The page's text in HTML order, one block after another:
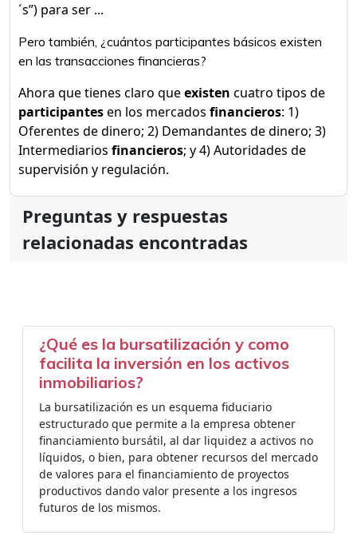
´s”) para ser ...
Pero también, ¿cuántos participantes básicos existen
en las transacciones financieras?
Ahora que tienes claro queexisten cuatro tipos de
participantesen los mercados financieros: 1)
Oferentes de dinero; 2) Demandantes de dinero; 3)
Intermediarios financieros; y 4) Autoridades de
supervisión y regulación.
Preguntas y respuestas
relacionadas encontradas
¿Qué es la bursatilización y como
facilita la inversión en los activos
inmobiliarios?
La bursatilización es un esquema fiduciario
estructurado que permite a la empresa obtener
financiamiento bursátil, al dar liquidez a activos no
líquidos, o bien, para obtener recursos del mercado
de valores para el financiamiento de proyectos
productivos dando valor presente a los ingresos
futuros de los mismos.